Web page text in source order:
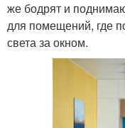
же бодрят и
для помещений, где
света за окном.